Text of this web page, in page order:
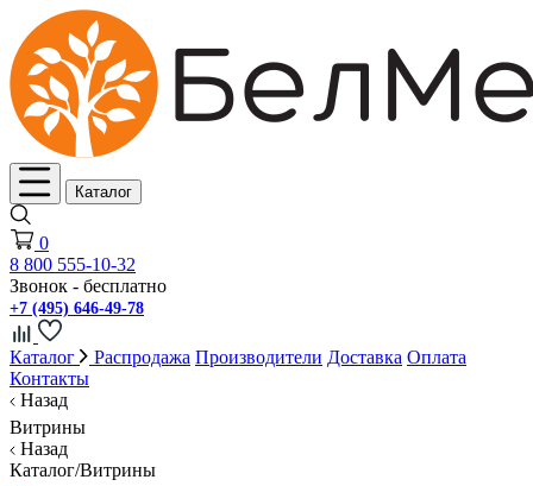
Каталог
0
8 800 555-10-32
Звонок - бесплатно
+7 (495) 646-49-78
Каталог Распродажа Производители Доставка Оплата
Контакты
Назад
Витрины
Назад
Каталог/Витрины